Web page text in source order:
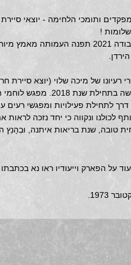
ותומכי הלחימה - יוצאי
!
בשנת העבודה 2021 תפנה
רעיונו של מיכה שלוי (יוצא סיירת
הסואץ ובני משפחותיהם, שהוקדש לנטיעות ראשונות על הגבעה,
פעילויות ומפגשי רעים עיתיים שם. במהלך שנת 2020 החלה
לכולנו ונקווה כי יחד נזכה לראות
טובה, שנת בריאות איתנה, וּבְהָנֵץ
עוד על הפארק וייעודיו ראו נא
1973.